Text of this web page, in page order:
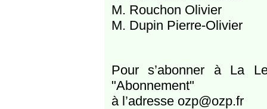
M. Rouchon Olivier
M. Dupin Pierre-Olivier
Pour s’abonner à La
"Abonnement"
à l’adresse ozp@ozp.fr